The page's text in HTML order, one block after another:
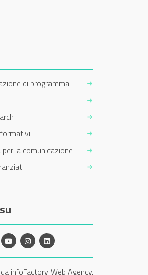
di programma
per la comunicazione
YouTubeInstagramLinkedin
infoFactory Web Agency.